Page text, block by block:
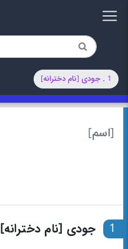
1 . جودی [نام دخترانه]
[اسم]
1 جودی [نام دخترانه]